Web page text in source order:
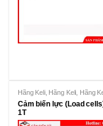
Hãng Keli, Hãng Keli Hãng
KeLi
Cảm biến lực (Load
1T